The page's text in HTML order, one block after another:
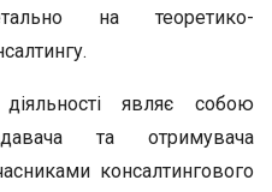
на теоретико-
являє собою
та отримувача
консалтингового